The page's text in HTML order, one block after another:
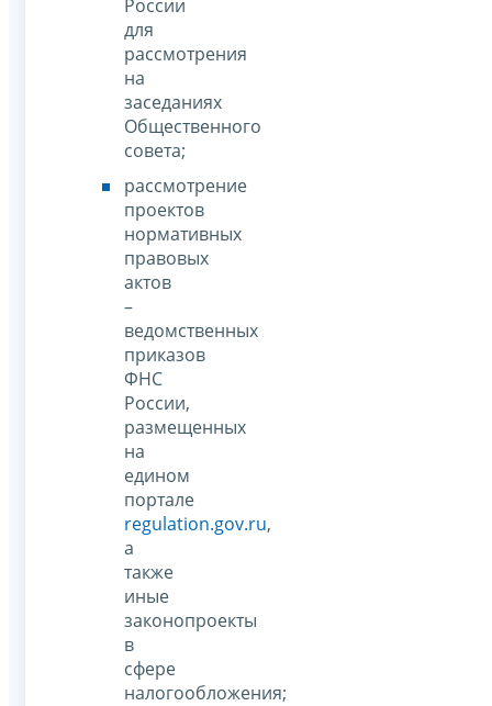
России
для
рассмотрения
на
заседаниях
Общественного
совета;
рассмотрение
проектов
нормативных
правовых
актов
–
ведомственных
приказов
ФНС
России,
размещенных
на
едином
портале
regulation.gov.ru,
а
также
иные
законопроекты
в
сфере
налогообложения;